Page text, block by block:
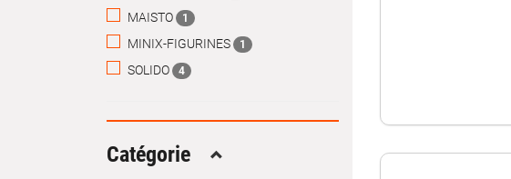
MAISTO 1
MINIX-FIGURINES 1
SOLIDO 4
Catégorie Replier